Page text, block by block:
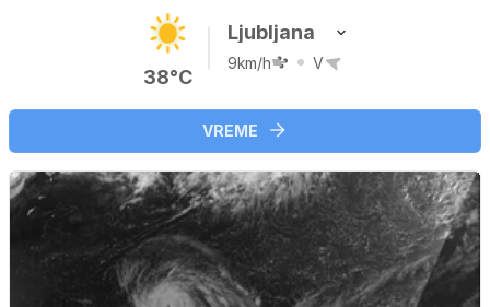
38°C
Ljubljana
9km/h V
VREME